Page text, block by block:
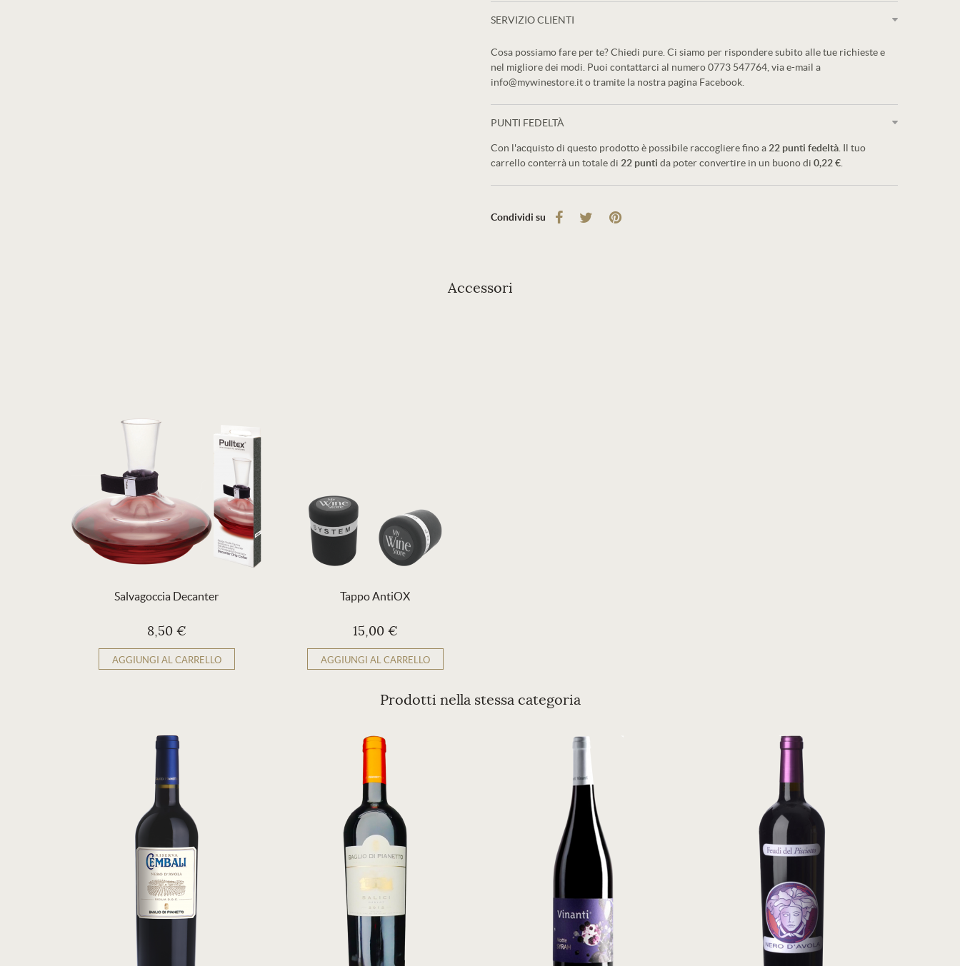
SERVIZIO CLIENTI
Cosa possiamo fare per te? Chiedi pure. Ci siamo per rispondere subito alle tue richieste e
nel migliore dei modi. Puoi contattarci al numero 0773 547764, via e-mail a
info@mywinestore.it o tramite la nostra pagina Facebook.
PUNTI FEDELTÀ
Con l'acquisto di questo prodotto è possibile raccogliere fino a 22 punti fedeltà . Il tuo
carrello conterrà un totale di 22 punti da poter convertire in un buono di 0,22 €
Condividi su
Accessori
Salvagoccia Decanter
8,50 €
AGGIUNGI AL CARRELLO
Tappo AntiOX
15,00 €
AGGIUNGI AL CARRELLO
Prodotti nella stessa categoria